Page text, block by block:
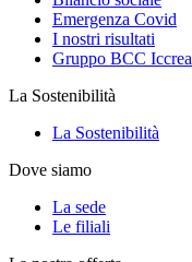
Emergenza Covid
I nostri risultati
Gruppo BCC Iccrea
La Sostenibilità
La Sostenibilità
Dove siamo
La sede
Le filiali